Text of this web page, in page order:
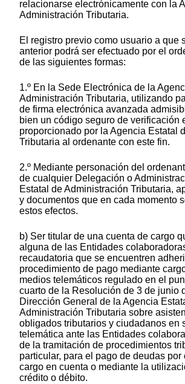
relacionarse electrónicamente con la
Administración Tributaria.
El registro previo como usuario a que
anterior podrá ser efectuado por el
de las siguientes formas:
1.º En la Sede Electrónica de la
Administración Tributaria, utilizando
de firma electrónica avanzada
bien un código seguro de verificación
proporcionado por la Agencia Estatal
Tributaria al ordenante con este fin.
2.º Mediante personación del
de cualquier Delegación o
Estatal de Administración Tributaria,
y documentos que en cada momento
estos efectos.
b) Ser titular de una cuenta de cargo
alguna de las Entidades
recaudatoria que se encuentren
procedimiento de pago mediante
medios telemáticos regulado en el
cuarto de la Resolución de 3 de junio
Dirección General de la Agencia
Administración Tributaria sobre
obligados tributarios y ciudadanos en
telemática ante las Entidades
de la tramitación de procedimientos
particular, para el pago de deudas por
cargo en cuenta o mediante la
crédito o débito.